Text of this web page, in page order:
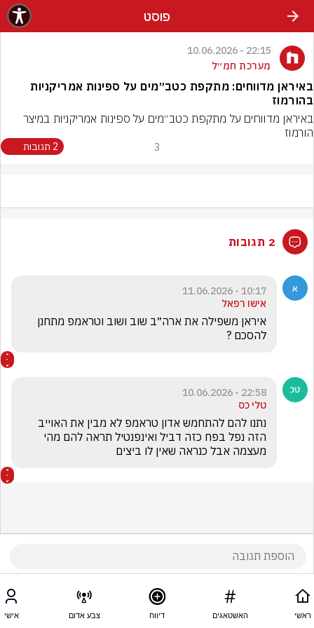
פוסט
22:15 - 10.06.2026
מערכת חמ״ל
באיראן מדווחים: מתקפת כטב״מים על ספינות אמריקניות
בהורמוז
הורמוז
3 2 תגובות
2 תגובות
10:17 - 11.06.2026
אישו רפאל
להסכם ?
22:58 - 10.06.2026
טלי כס
מעצמה אבל כנראה שאין לו ביצים
ראשי האשטאגים דיווח צבע אדום אישי